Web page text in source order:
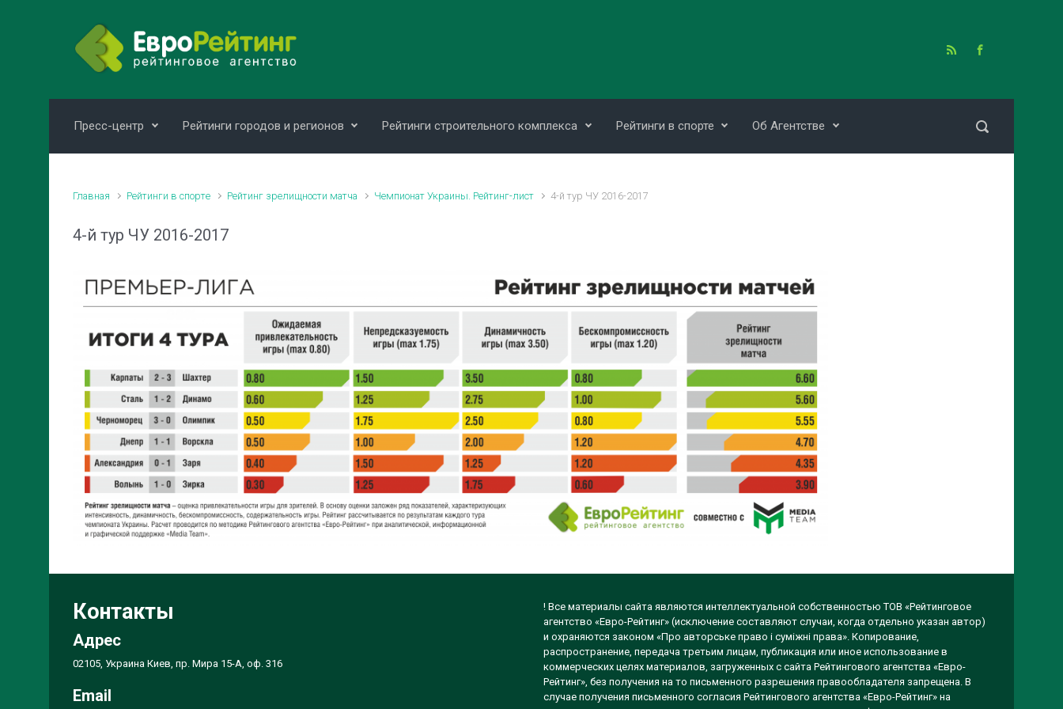
Пресс-центр Рейтинги городов и регионов Рейтинги строительного комплекса Рейтинги в спорте Об Агентстве
Главная Рейтинги в спорте Рейтинг зрелищности матча Чемпионат Украины. Рейтинг-лист 4-й тур ЧУ 2016-2017
4-й тур ЧУ 2016-2017
Контакты
Адрес
02105, Украина Киев, пр. Мира 15-А, оф. 316
Email
! Все материалы сайта являются интеллектуальной собственностью ТОВ «Рейтинговое
агентство «Евро-Рейтинг» (исключение составляют случаи, когда отдельно указан автор)
и охраняются законом «Про авторське право і суміжні права». Копирование,
распространение, передача третьим лицам, публикация или иное использование в
коммерческих целях материалов, загруженных с сайта Рейтингового агентства «Евро-
Рейтинг», без получения на то письменного разрешения правообладателя запрещена. В
случае получения письменного согласия Рейтингового агентства «Евро-Рейтинг» на